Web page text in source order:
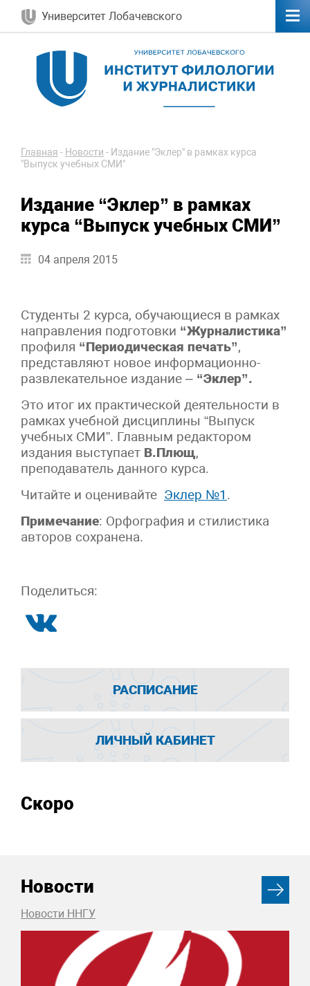
Университет Лобачевского
Главная - Новости - Издание "Эклер" в рамках курса
"Выпуск учебных СМИ"
Издание “Эклер” в рамках
курса “Выпуск учебных СМИ”
04 апреля 2015
Студенты 2 курса, обучающиеся в рамках
направления подготовки “Журналистика”
профиля “Периодическая печать”,
представляют новое информационно-
развлекательное издание – “Эклер”.
Это итог их практической деятельности в
рамках учебной дисциплины “Выпуск
учебных СМИ”. Главным редактором
издания выступает В.Плющ,
преподаватель данного курса.
Читайте и оценивайте Эклер №1 .
Примечание: Орфография и стилистика
авторов сохранена.
Поделиться:
РАСПИСАНИЕ
ЛИЧНЫЙ КАБИНЕТ
Скоро
Новости
Новости ННГУ